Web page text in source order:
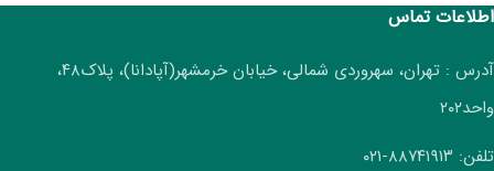
اطلاعات تماس
آدرس : تهران، سهروردی شمالی، خیابان خرمشهر(آپادانا)، پلاک۴۸،
واحد۲۰۲
تلفن: ۸۸۷۴۱۹۱۳-۰۲۱